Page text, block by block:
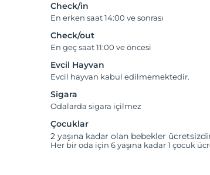
Check/in
En erken saat 14:00 ve sonrası
Check/out
En geç saat 11:00 ve öncesi
Evcil Hayvan
Evcil hayvan kabul edilmemektedir.
Sigara
Odalarda sigara içilmez
Çocuklar
2 yaşına kadar olan bebekler
Her bir oda için 6 yaşına kadar 1 çocuk